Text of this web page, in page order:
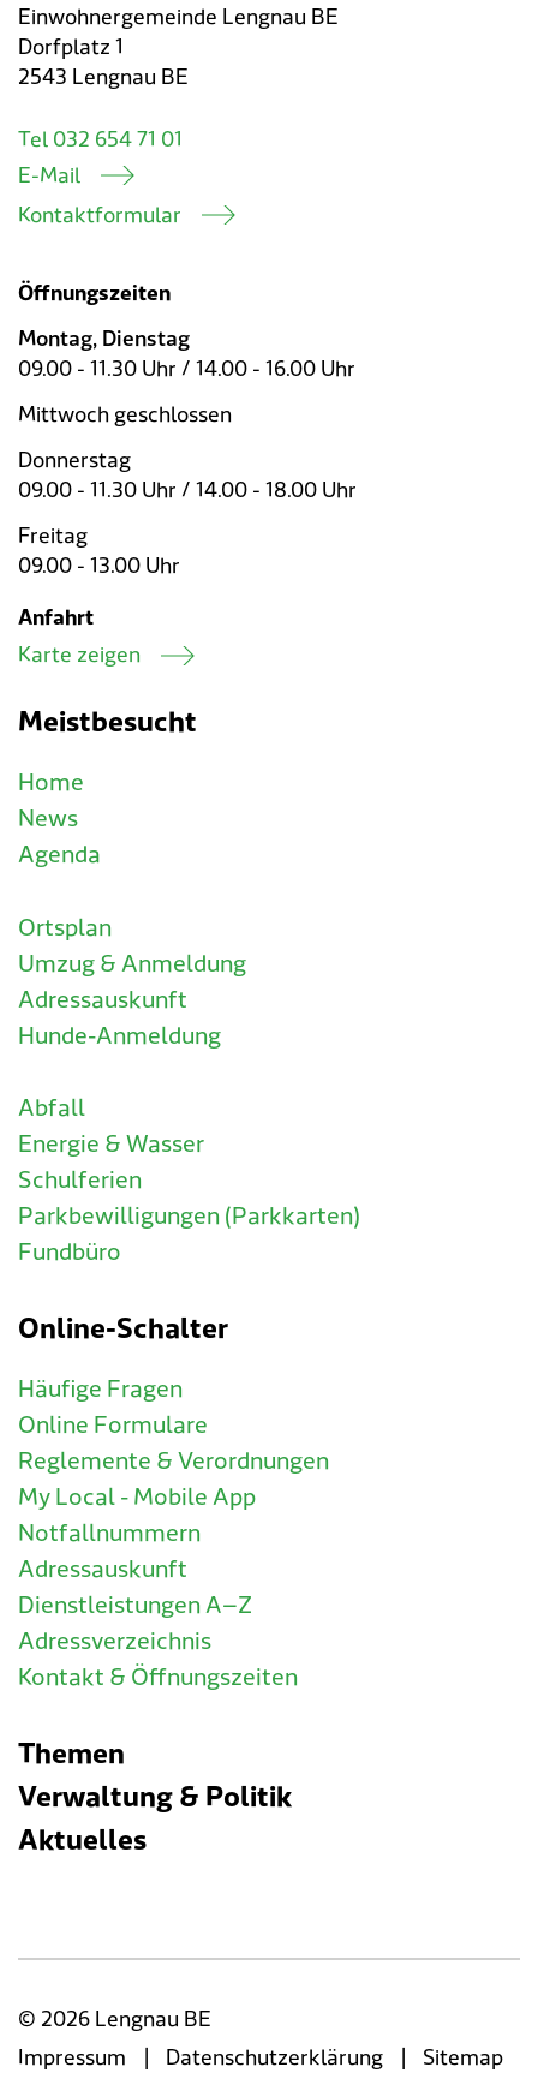
Einwohnergemeinde Lengnau BE
Dorfplatz 1
2543 Lengnau BE
Tel 032 654 71 01
E-Mail
Kontaktformular
Öffnungszeiten
Montag, Dienstag
09.00 - 11.30 Uhr / 14.00 - 16.00 Uhr
Mittwoch geschlossen
Donnerstag
09.00 - 11.30 Uhr / 14.00 - 18.00 Uhr
Freitag
09.00 - 13.00 Uhr
Anfahrt
Karte zeigen
Meistbesucht
Home
News
Agenda
Ortsplan
Umzug & Anmeldung
Adressauskunft
Hunde-Anmeldung
Abfall
Energie & Wasser
Schulferien
Parkbewilligungen (Parkkarten)
Fundbüro
Online-Schalter
Häufige Fragen
Online Formulare
Reglemente & Verordnungen
My Local - Mobile App
Notfallnummern
Adressauskunft
Dienstleistungen A–Z
Adressverzeichnis
Kontakt & Öffnungszeiten
Themen
Verwaltung & Politik
Aktuelles
© 2026 Lengnau BE
Impressum
| Datenschutzerklärung | Sitemap